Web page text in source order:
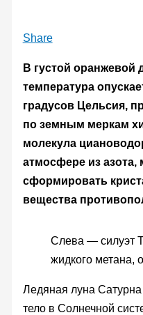
Share
В густой оранжевой
температура
градусов Цельсия,
по земным меркам
молекула
атмосфере из азота,
сформировать
вещества
Слева — силуэт
жидкого метана,
Ледяная луна
тело в Солнечной